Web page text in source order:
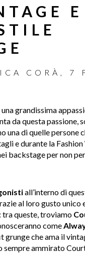
E
CORÀ
7
grandissima
da questa passione,
una di quelle persone
e durante la
backstage per non
all’interno di
al loro gusto unico
tra queste, troviamo
come
che ama il
sempre ammirato